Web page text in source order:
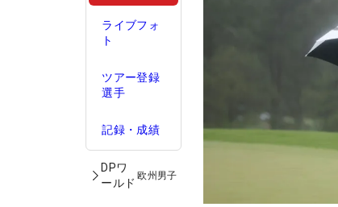
ライブフォ
ト
ツアー登録
選手
記録・成績
DPワ
ールド
欧州男子